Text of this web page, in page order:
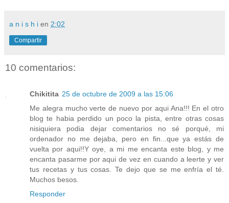
a n i s h i en 2:02
Compartir
10 comentarios:
Chikitita 25 de octubre de 2009 a las 15:06
Me alegra mucho verte de nuevo por aqui Ana!!! En el otro
blog te habia perdido un poco la pista, entre otras cosas
nisiquiera podia dejar comentarios no sé porqué, mi
ordenador no me dejaba, pero en fin...que ya estás de
vuelta por aqui!!Y oye, a mi me encanta este blog, y me
encanta pasarme por aqui de vez en cuando a leerte y ver
tus recetas y tus cosas. Te dejo que se me enfría el té.
Muchos besos.
Responder